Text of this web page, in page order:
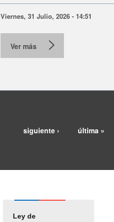
Viernes, 31 Julio, 2026 - 14:51
Ver más
siguiente › última »
Ley de